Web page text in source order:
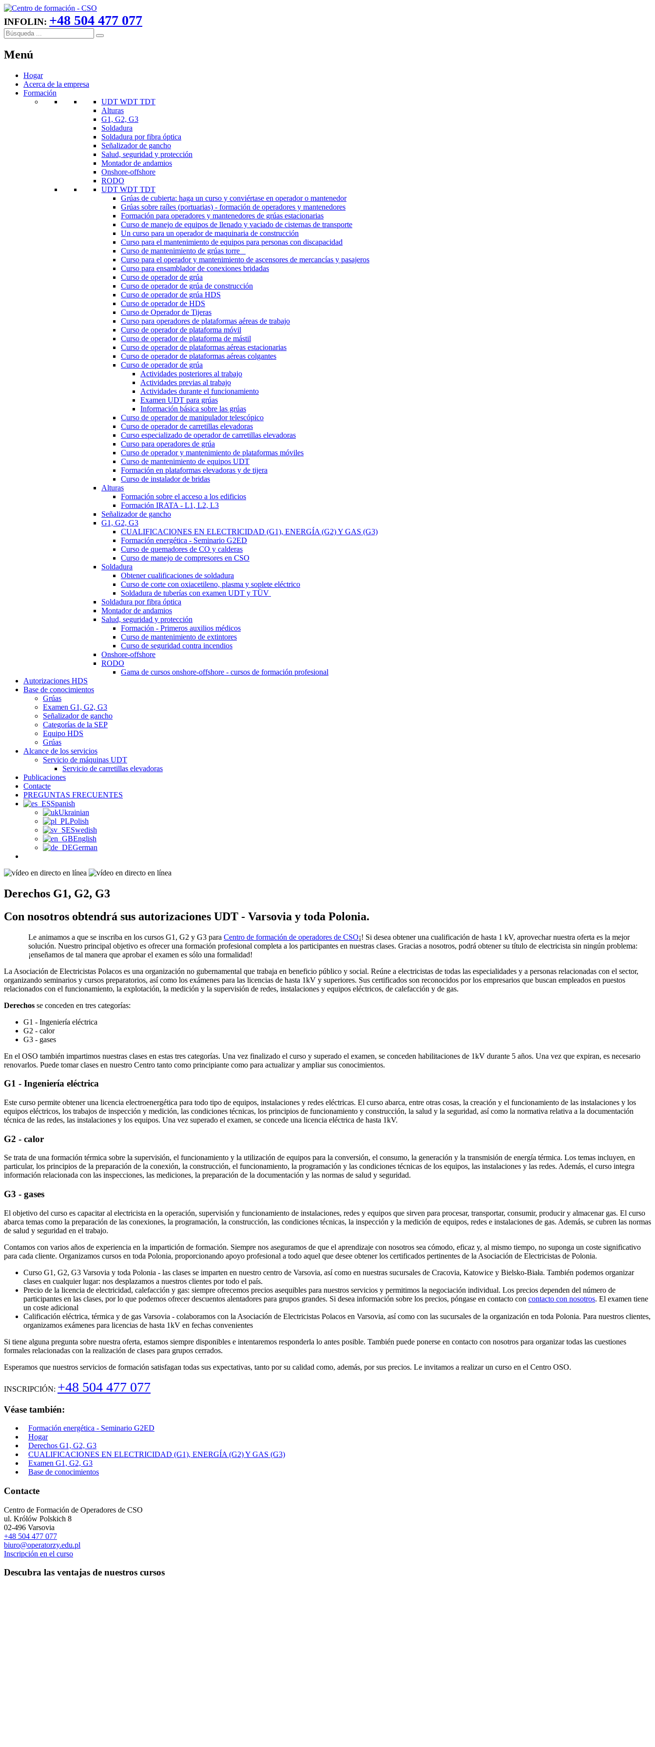
INFOLIN: +48 504 477 077
Menú
Hogar
Acerca de la empresa
Formación
UDT WDT TDT
Alturas
G1, G2, G3
Soldadura
Soldadura por fibra óptica
Señalizador de gancho
Salud, seguridad y protección
Montador de andamios
Onshore-offshore
RODO
UDT WDT TDT
Grúas de cubierta: haga un curso y conviértase en operador o mantenedor
Grúas sobre raíles (portuarias) - formación de operadores y mantenedores
Formación para operadores y mantenedores de grúas estacionarias
Curso de manejo de equipos de llenado y vaciado de cisternas de transporte
Un curso para un operador de maquinaria de construcción
Curso para el mantenimiento de equipos para personas con discapacidad
Curso de mantenimiento de grúas torre
Curso para el operador y mantenimiento de ascensores de mercancías y pasajeros
Curso para ensamblador de conexiones bridadas
Curso de operador de grúa
Curso de operador de grúa de construcción
Curso de operador de grúa HDS
Curso de operador de HDS
Curso de Operador de Tijeras
Curso para operadores de plataformas aéreas de trabajo
Curso de operador de plataforma móvil
Curso de operador de plataforma de mástil
Curso de operador de plataformas aéreas estacionarias
Curso de operador de plataformas aéreas colgantes
Curso de operador de grúa
Actividades posteriores al trabajo
Actividades previas al trabajo
Actividades durante el funcionamiento
Examen UDT para grúas
Información básica sobre las grúas
Curso de operador de manipulador telescópico
Curso de operador de carretillas elevadoras
Curso especializado de operador de carretillas elevadoras
Curso para operadores de grúa
Curso de operador y mantenimiento de plataformas móviles
Curso de mantenimiento de equipos UDT
Formación en plataformas elevadoras y de tijera
Curso de instalador de bridas
Alturas
Formación sobre el acceso a los edificios
Formación IRATA - L1, L2, L3
Señalizador de gancho
G1, G2, G3
CUALIFICACIONES EN ELECTRICIDAD (G1), ENERGÍA (G2) Y GAS (G3)
Formación energética - Seminario G2ED
Curso de quemadores de CO y calderas
Curso de manejo de compresores en CSO
Soldadura
Obtener cualificaciones de soldadura
Curso de corte con oxiacetileno, plasma y soplete eléctrico
Soldadura de tuberías con examen UDT y TÜV
Soldadura por fibra óptica
Montador de andamios
Salud, seguridad y protección
Formación - Primeros auxilios médicos
Curso de mantenimiento de extintores
Curso de seguridad contra incendios
Onshore-offshore
RODO
Gama de cursos onshore-offshore - cursos de formación profesional
Autorizaciones HDS
Base de conocimientos
Grúas
Examen G1, G2, G3
Señalizador de gancho
Categorías de la SEP
Equipo HDS
Grúas
Alcance de los servicios
Servicio de máquinas UDT
Servicio de carretillas elevadoras
Publicaciones
Contacte
PREGUNTAS FRECUENTES
Spanish
Ukrainian
Polish
Swedish
English
German
Derechos G1, G2, G3
Con nosotros obtendrá sus autorizaciones UDT - Varsovia y toda Polonia.
Le animamos a que se inscriba en los cursos G1, G2 y G3 para Centro de formación de operadores de CSO¡! Si desea obtener una cualificación de hasta 1 kV, aprovechar nuestra oferta es la mejor
solución. Nuestro principal objetivo es ofrecer una formación profesional completa a los participantes en nuestras clases. Gracias a nosotros, podrá obtener su título de electricista sin ningún problema:
¡enseñamos de tal manera que aprobar el examen es sólo una formalidad!
La Asociación de Electricistas Polacos es una organización no gubernamental que trabaja en beneficio público y social. Reúne a electricistas de todas las especialidades y a personas relacionadas con el sector,
organizando seminarios y cursos preparatorios, así como los exámenes para las licencias de hasta 1kV y superiores. Sus certificados son reconocidos por los empresarios que buscan empleados en puestos
relacionados con el funcionamiento, la explotación, la medición y la supervisión de redes, instalaciones y equipos eléctricos, de calefacción y de gas.
Derechos se conceden en tres categorías:
G1 - Ingeniería eléctrica
G2 - calor
G3 - gases
En el OSO también impartimos nuestras clases en estas tres categorías. Una vez finalizado el curso y superado el examen, se conceden habilitaciones de 1kV durante 5 años. Una vez que expiran, es necesario
renovarlos. Puede tomar clases en nuestro Centro tanto como principiante como para actualizar y ampliar sus conocimientos.
G1 - Ingeniería eléctrica
Este curso permite obtener una licencia electroenergética para todo tipo de equipos, instalaciones y redes eléctricas. El curso abarca, entre otras cosas, la creación y el funcionamiento de las instalaciones y los
equipos eléctricos, los trabajos de inspección y medición, las condiciones técnicas, los principios de funcionamiento y construcción, la salud y la seguridad, así como la normativa relativa a la documentación
técnica de las redes, las instalaciones y los equipos. Una vez superado el examen, se concede una licencia eléctrica de hasta 1kV.
G2 - calor
Se trata de una formación térmica sobre la supervisión, el funcionamiento y la utilización de equipos para la conversión, el consumo, la generación y la transmisión de energía térmica. Los temas incluyen, en
particular, los principios de la preparación de la conexión, la construcción, el funcionamiento, la programación y las condiciones técnicas de los equipos, las instalaciones y las redes. Además, el curso integra
información relacionada con las inspecciones, las mediciones, la preparación de la documentación y las normas de salud y seguridad.
G3 - gases
El objetivo del curso es capacitar al electricista en la operación, supervisión y funcionamiento de instalaciones, redes y equipos que sirven para procesar, transportar, consumir, producir y almacenar gas. El curso
abarca temas como la preparación de las conexiones, la programación, la construcción, las condiciones técnicas, la inspección y la medición de equipos, redes e instalaciones de gas. Además, se cubren las normas
de salud y seguridad en el trabajo.
Contamos con varios años de experiencia en la impartición de formación. Siempre nos aseguramos de que el aprendizaje con nosotros sea cómodo, eficaz y, al mismo tiempo, no suponga un coste significativo
para cada cliente. Organizamos cursos en toda Polonia, proporcionando apoyo profesional a todo aquel que desee obtener los certificados pertinentes de la Asociación de Electricistas de Polonia.
Curso G1, G2, G3 Varsovia y toda Polonia - las clases se imparten en nuestro centro de Varsovia, así como en nuestras sucursales de Cracovia, Katowice y Bielsko-Biała. También podemos organizar
clases en cualquier lugar: nos desplazamos a nuestros clientes por todo el país.
Precio de la licencia de electricidad, calefacción y gas: siempre ofrecemos precios asequibles para nuestros servicios y permitimos la negociación individual. Los precios dependen del número de
participantes en las clases, por lo que podemos ofrecer descuentos alentadores para grupos grandes. Si desea información sobre los precios, póngase en contacto con contacto con nosotros. El examen tiene
un coste adicional
Calificación eléctrica, térmica y de gas Varsovia - colaboramos con la Asociación de Electricistas Polacos en Varsovia, así como con las sucursales de la organización en toda Polonia. Para nuestros clientes,
organizamos exámenes para licencias de hasta 1kV en fechas convenientes
Si tiene alguna pregunta sobre nuestra oferta, estamos siempre disponibles e intentaremos responderla lo antes posible. También puede ponerse en contacto con nosotros para organizar todas las cuestiones
formales relacionadas con la realización de clases para grupos cerrados.
Esperamos que nuestros servicios de formación satisfagan todas sus expectativas, tanto por su calidad como, además, por sus precios. Le invitamos a realizar un curso en el Centro OSO.
INSCRIPCIÓN: +48 504 477 077
Véase también:
Formación energética - Seminario G2ED
Hogar
Derechos G1, G2, G3
CUALIFICACIONES EN ELECTRICIDAD (G1), ENERGÍA (G2) Y GAS (G3)
Examen G1, G2, G3
Base de conocimientos
Contacte
Centro de Formación de Operadores de CSO
ul. Królów Polskich 8
02-496 Varsovia
+48 504 477 077
biuro@operatorzy.edu.pl
Inscripción en el curso
Descubra las ventajas de nuestros cursos